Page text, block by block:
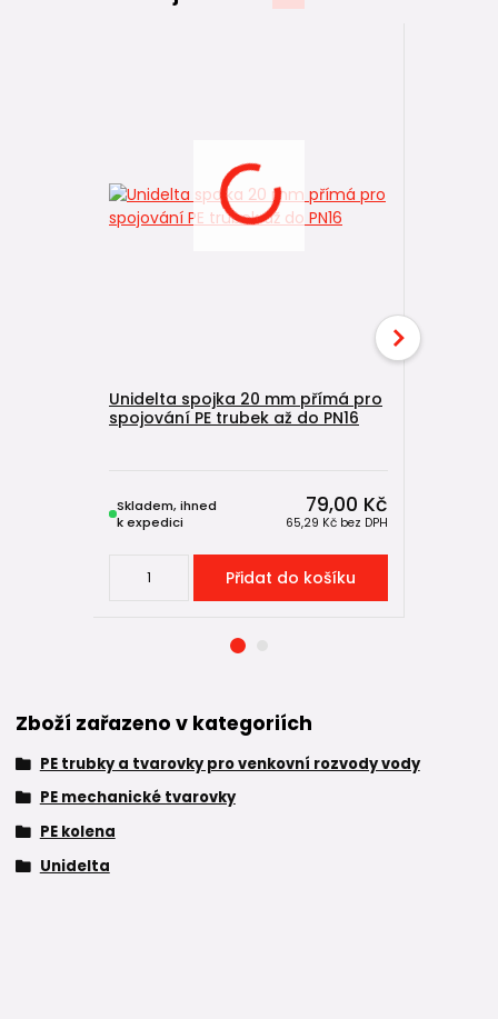
Unidelta spojka 20 mm přímá pro
spojování PE trubek až do PN16
79,00 Kč
65,29 Kč bez DPH
Skladem, ihned
k expedici
Přidat do košíku
Zboží zařazeno v kategoriích
PE trubky a tvarovky pro venkovní rozvody vody
PE mechanické tvarovky
PE kolena
Unidelta